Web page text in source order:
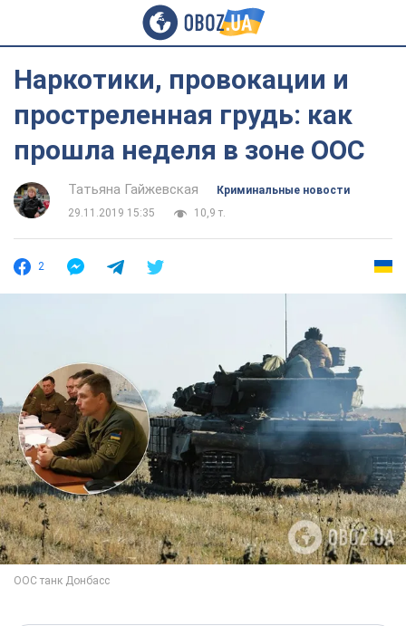
Наркотики, провокации и
простреленная грудь: как
прошла неделя в зоне ООС
Татьяна Гайжевская
Криминальные новости
29.11.2019 15:35
10,9 т.
2